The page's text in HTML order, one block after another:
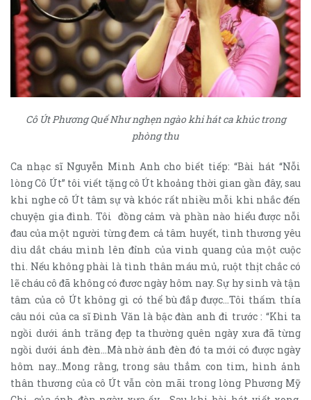
Cô Út Phương Quế Như nghẹn ngào khi hát ca khúc trong
phòng thu
Ca nhạc sĩ Nguyễn Minh Anh cho biết tiếp: “Bài hát “Nỗi
lòng Cô Út” tôi viết tặng cô Út khoảng thời gian gần đây, sau
khi nghe cô Út tâm sự và khóc rất nhiều mỗi khi nhắc đến
chuyện gia đình. Tôi đồng cảm và phần nào hiểu được nỗi
đau của một người từng đem cả tâm huyết, tình thương yêu
dìu dắt cháu mình lên đỉnh của vinh quang của một cuộc
thi. Nếu không phài là tình thân máu mủ, ruột thịt chắc có
lẽ cháu cô đã không có đươc ngày hôm nay. Sự hy sinh và tận
tâm của cô Út không gì có thể bù đắp được…Tôi thấm thía
câu nói của ca sĩ Đình Văn là bậc đàn anh đi trước : “Khi ta
ngồi dưới ánh trăng đẹp ta thường quên ngày xưa đã từng
ngồi dưới ánh đèn…Mà nhờ ánh đèn đó ta mới có được ngày
hôm nay…Mong rằng, trong sâu thẳm con tim, hình ảnh
thân thương của cô Út vẫn còn mãi trong lòng Phương Mỹ